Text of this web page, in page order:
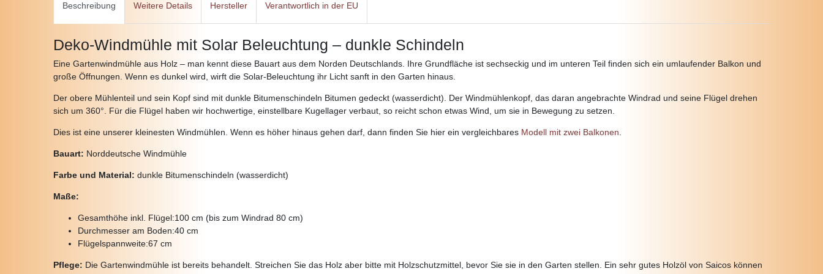
Beschreibung Weitere Details Hersteller Verantwortlich in der EU
Deko-Windmühle mit Solar Beleuchtung – dunkle Schindeln
Eine Gartenwindmühle aus Holz – man kennt diese Bauart aus dem Norden Deutschlands. Ihre Grundfläche ist sechseckig und im unteren Teil finden sich ein umlaufender Balkon und
große Öffnungen. Wenn es dunkel wird, wirft die Solar-Beleuchtung ihr Licht sanft in den Garten hinaus.
Der obere Mühlenteil und sein Kopf sind mit dunkle Bitumenschindeln Bitumen gedeckt (wasserdicht). Der Windmühlenkopf, das daran angebrachte Windrad und seine Flügel drehen
sich um 360°. Für die Flügel haben wir hochwertige, einstellbare Kugellager verbaut, so reicht schon etwas Wind, um sie in Bewegung zu setzen.
Dies ist eine unserer kleinesten Windmühlen. Wenn es höher hinaus gehen darf, dann finden Sie hier ein vergleichbares Modell mit zwei Balkonen.
Bauart: Norddeutsche Windmühle
Farbe und Material: dunkle Bitumenschindeln (wasserdicht)
Maße:
Gesamthöhe inkl. Flügel:100 cm (bis zum Windrad 80 cm)
Durchmesser am Boden:40 cm
Flügelspannweite:67 cm
Pflege: Die Gartenwindmühle ist bereits behandelt. Streichen Sie das Holz aber bitte mit Holzschutzmittel, bevor Sie sie in den Garten stellen. Ein sehr gutes Holzöl von Saicos können